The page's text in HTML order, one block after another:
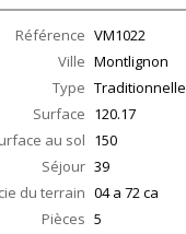
Référence VM1022
Ville Montlignon
Type Traditionnelle
Surface 120.17
au sol 150
Séjour 39
du terrain 04 a 72 ca
Pièces 5